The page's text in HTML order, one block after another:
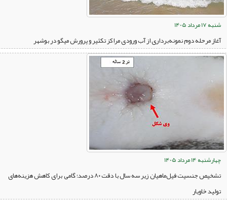
شنبه 17 مرداد 1405
آغاز مرحله دوم نمونه‌برداری از آب ورودی مراکز تکثیر و پرورش میگو در بوشهر
چهارشنبه 14 مرداد 1405
تشخیص جنسیت فیل‌ماهیان زیر سه سال با دقت ۸۰ درصد؛ گامی برای کاهش هزینه‌های
تولید خاویار